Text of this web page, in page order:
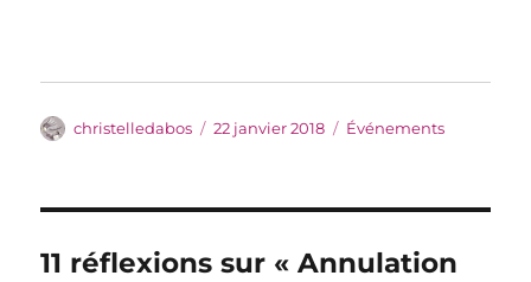
Auteur
christelledabos
Publié
22 janvier 2018 Catégories
Événements
11 réflexions sur « Annulation